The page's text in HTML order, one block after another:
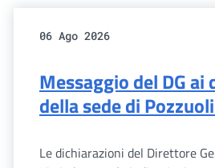
06 Ago 2026
Messaggio del DG ai
della sede di
Le dichiarazioni del Direttore